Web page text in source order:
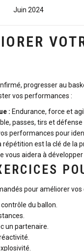
Juin 2024
progresser au
vos performances :
: Endurance, force et
passes, tirs et
performances pour
répétition est la clé de la
vous aidera à développer
pour améliorer
du ballon.
un partenaire.